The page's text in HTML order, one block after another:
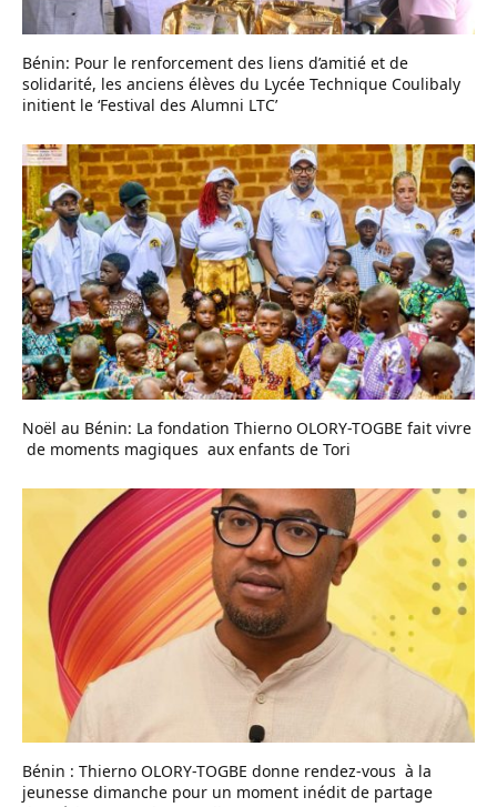
Bénin: Pour le renforcement des liens d’amitié et de
solidarité, les anciens élèves du Lycée Technique Coulibaly
initient le ‘Festival des Alumni LTC’
Noël au Bénin: La fondation Thierno OLORY-TOGBE fait vivre
de moments magiques aux enfants de Tori
Bénin : Thierno OLORY-TOGBE donne rendez-vous à la
jeunesse dimanche pour un moment inédit de partage